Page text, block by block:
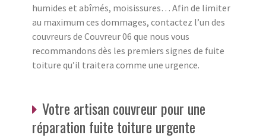
humides et abîmés, moisissures… Afin de limiter
au maximum ces dommages, contactez l’un des
couvreurs de Couvreur 06 que nous vous
recommandons dès les premiers signes de fuite
toiture qu’il traitera comme une urgence.
Votre artisan couvreur pour une
réparation fuite toiture urgente